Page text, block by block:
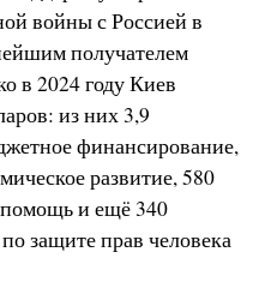
войны с Россией в
получателем
в 2024 году Киев
из них 3,9
финансирование,
развитие, 580
и ещё 340
защите прав человека